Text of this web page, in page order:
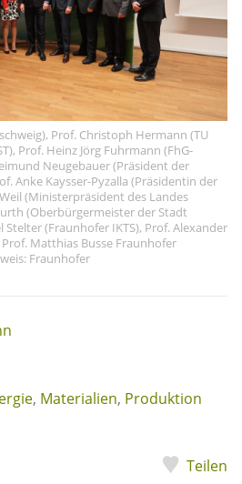
Prof. Christoph Hermann (TU
Prof. Heinz Jörg Fuhrmann (FhG-
Neugebauer (Präsident der
Anke Kaysser-Pyzalla (Präsidentin der
(Ministerpräsident des Landes
(Oberbürgermeister der Stadt
Stelter (Fraunhofer IKTS), Prof. Alexander
Matthias Busse Fraunhofer
Fraunhofer
, Materialien, Produktion
Teilen